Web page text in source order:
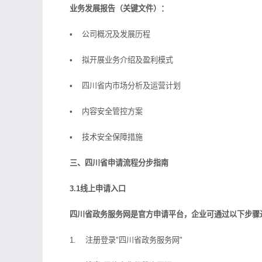
业务发展报告（关键文件）：
• 公司概况及发展历程
• 拟开展业务介绍及盈利模式
• 四川省内市场分析及运营计划
• 内容安全管控方案
• 技术安全保障措施
三、四川省申请流程分步指南
3.1线上申请入口
四川省政务服务网是官方申请平台，企业可通过以下步骤
1. 注册登录"四川省政务服务网"